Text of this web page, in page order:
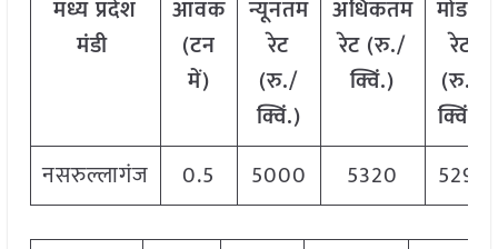
मध्यप्रदेश
मंडी
आवक
(टन
में)
न्यूनतम
रेट
(रु./
क्विं.)
अधिकतम
रेट (रु./
क्विं.)
मोडल
रेट
(रु./
क्विं.)
नसरुल्लागंज
0.5 5000 5320 5291